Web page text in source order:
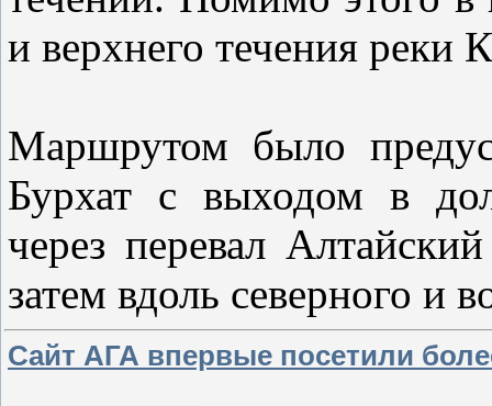
и верхнего течения
Маршрутом было
Бурхат с выходом в
через перевал
затем вдоль северного и
Сайт АГА впервые посетили